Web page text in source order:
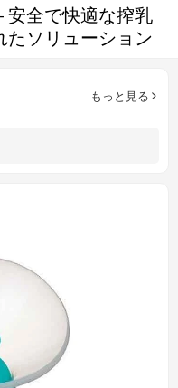
安全で快適な搾乳
ソリューション
もっと見る